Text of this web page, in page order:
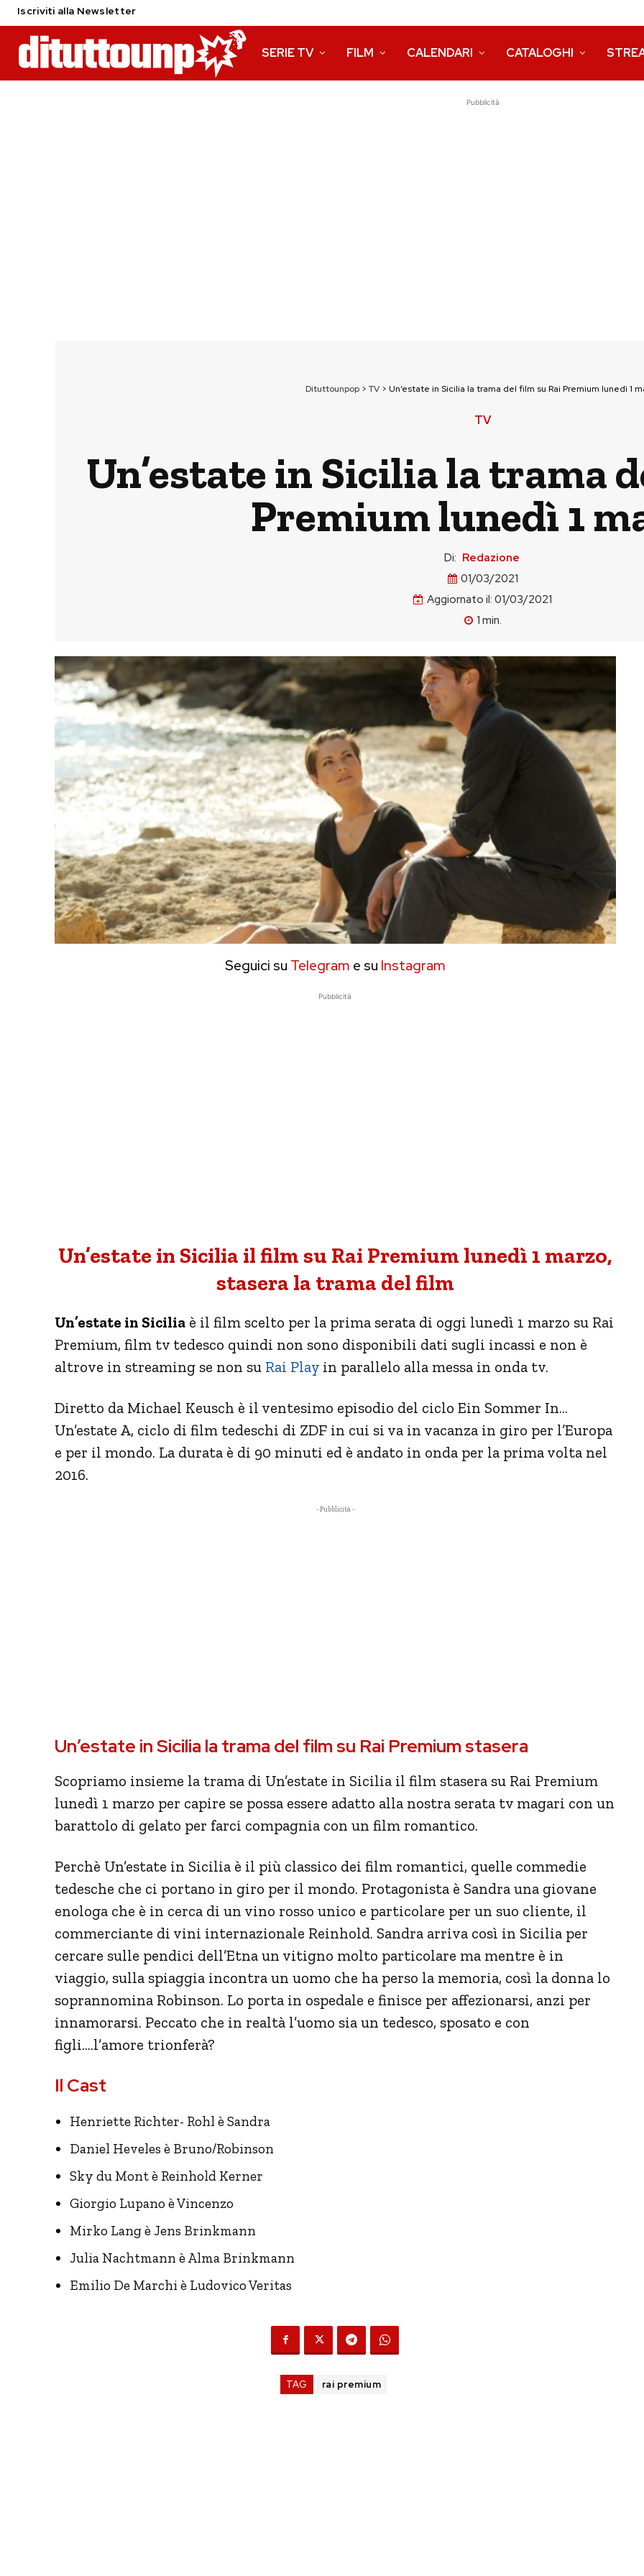
Iscriviti alla Newsletter
SERIE TV FILM CALENDARI CATALOGHI
Pubblicità
Dituttounpop> TV> Un’estate in Sicilia la trama del film su Rai Premium lunedì 1
TV
Un’estate in Sicilia la trama
Premium lunedì 1
Di: Redazione
01/03/2021
Aggiornato il: 01/03/2021
1 min.
Seguici su Telegram e su Instagram
Pubblicità
Un’estate in Sicilia il film su Rai Premium lunedì 1 marzo,
stasera la trama del film
Un’estate in Sicilia è il film scelto per la prima serata di oggi lunedì 1 marzo su Rai
Premium, film tv tedesco quindi non sono disponibili dati sugli incassi e non è
altrove in streaming se non su Rai Play in parallelo alla messa in onda tv.
Diretto da Michael Keusch è il ventesimo episodio del ciclo Ein Sommer In…
Un’estate A, ciclo di film tedeschi di ZDF in cui si va in vacanza in giro per l’Europa
e per il mondo. La durata è di 90 minuti ed è andato in onda per la prima volta nel
2016.
- Pubblicità -
Un’estate in Sicilia la trama del film su Rai Premium stasera
Scopriamo insieme la trama di Un’estate in Sicilia il film stasera su Rai Premium
lunedì 1 marzo per capire se possa essere adatto alla nostra serata tv magari con un
barattolo di gelato per farci compagnia con un film romantico.
Perchè Un’estate in Sicilia è il più classico dei film romantici, quelle commedie
tedesche che ci portano in giro per il mondo. Protagonista è Sandra una giovane
enologa che è in cerca di un vino rosso unico e particolare per un suo cliente, il
commerciante di vini internazionale Reinhold. Sandra arriva così in Sicilia per
cercare sulle pendici dell’Etna un vitigno molto particolare ma mentre è in
viaggio, sulla spiaggia incontra un uomo che ha perso la memoria, così la donna lo
soprannomina Robinson. Lo porta in ospedale e finisce per affezionarsi, anzi per
innamorarsi. Peccato che in realtà l’uomo sia un tedesco, sposato e con
figli….l’amore trionferà?
Il Cast
Henriette Richter- Rohl è Sandra
Daniel Heveles è Bruno/Robinson
Sky du Mont è Reinhold Kerner
Giorgio Lupano è Vincenzo
Mirko Lang è Jens Brinkmann
Julia Nachtmann è Alma Brinkmann
Emilio De Marchi è Ludovico Veritas
TAG rai premium